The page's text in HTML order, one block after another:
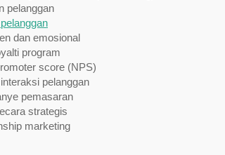
pelanggan
dan emosional
program
score (NPS)
pelanggan
pemasaran
strategis
marketing